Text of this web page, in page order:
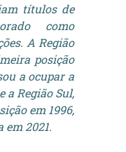
títulos de
como
A Região
posição
a ocupar a
a Região Sul,
em 1996,
em 2021.